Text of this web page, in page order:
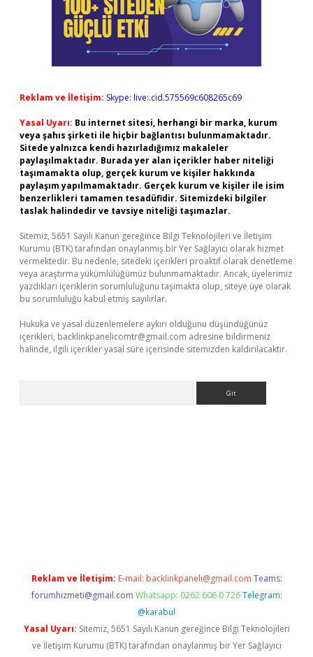
Reklam ve İletişim: Skype: live:.cid.575569c608265c69
Yasal Uyarı: Bu internet sitesi, herhangi bir marka, kurum
veya şahıs şirketi ile hiçbir bağlantısı bulunmamaktadır.
Sitede yalnızca kendi hazırladığımız makaleler
paylaşılmaktadır. Burada yer alan içerikler haber niteliği
taşımamakta olup, gerçek kurum ve kişiler hakkında
paylaşım yapılmamaktadır. Gerçek kurum ve kişiler ile isim
benzerlikleri tamamen tesadüfidir. Sitemizdeki bilgiler
taslak halindedir ve tavsiye niteliği taşımazlar.
Sitemiz, 5651 Sayılı Kanun gereğince Bilgi Teknolojileri ve İletişim
Kurumu (BTK) tarafından onaylanmış bir Yer Sağlayıcı olarak hizmet
vermektedir. Bu nedenle, sitedeki içerikleri proaktif olarak denetleme
veya araştırma yükümlülüğümüz bulunmamaktadır. Ancak, üyelerimiz
yazdıkları içeriklerin sorumluluğunu taşımakta olup, siteye üye olarak
bu sorumluluğu kabul etmiş sayılırlar.
Hukuka ve yasal düzenlemelere aykırı olduğunu düşündüğünüz
içerikleri, backlinkpanelicomtr@gmail.com adresine bildirmeniz
halinde, ilgili içerikler yasal süre içerisinde sitemizden kaldırılacaktır.
Reklam ve İletişim: E-mail: backlinkpaneli@gmail.com Teams:
forumhizmeti@gmail.com Whatsapp: 0262 606 0 726 Telegram:
@karabul
Yasal Uyarı: Sitemiz, 5651 Sayılı Kanun gereğince Bilgi Teknolojileri
ve İletişim Kurumu (BTK) tarafından onaylanmış bir Yer Sağlayıcı